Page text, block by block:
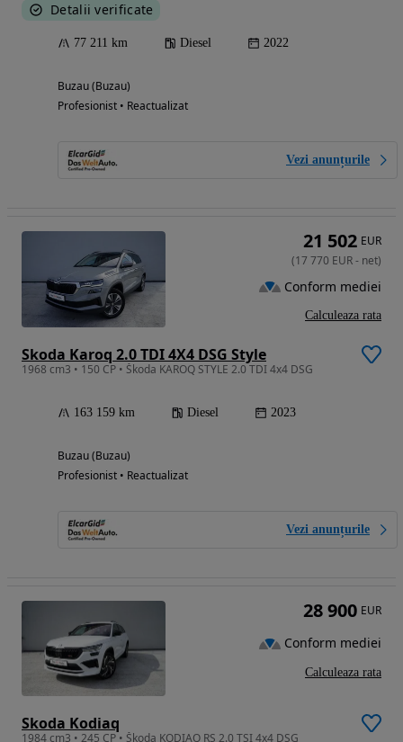
Detalii verificate
77 211 km Diesel 2022
Buzau (Buzau)
Profesionist • Reactualizat
Vezi anunțurile
Skoda Karoq 2.0 TDI 4X4 DSG Style
1968 cm3 • 150 CP • Škoda KAROQ STYLE 2.0 TDI 4x4 DSG
163 159 km Diesel 2023
Buzau (Buzau)
Profesionist • Reactualizat
Vezi anunțurile
21 502 EUR
(17 770 EUR- net)
Conform mediei
Calculeaza rata
Skoda Kodiaq
1984 cm3 • 245 CP • Škoda KODIAQ RS 2.0 TSI 4x4 DSG
28 900 EUR
Conform mediei
Calculeaza rata